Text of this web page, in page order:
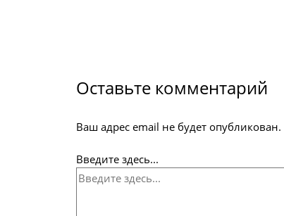
Оставьте комментарий
Ваш адрес email не будет опубликован.
Введите здесь...